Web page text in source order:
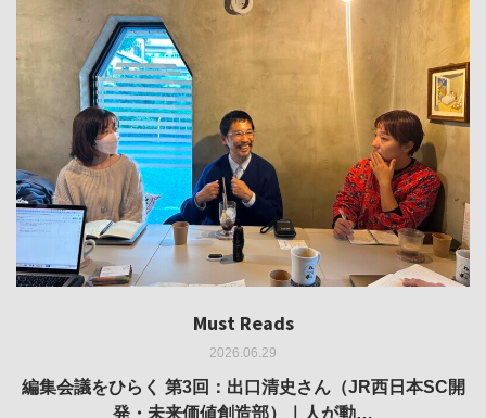
Must Reads
2026.06.29
編集会議をひらく 第3回：出口清史さん（JR西日本SC開
発・未来価値創造部）｜人が動…
Must Reads
2026.05.14
REVIEW｜果たして美術家・梅津庸一は、「大阪のゆかり
作家」となることができたのか…
Must Reads
2026.03.11
REPORT｜博覧会の残像
Must Reads
2026.02.25
REVIEW｜菊池聡太朗 個展「余りの風景」
Must Reads
2025.10.01
REVIEW｜生の存在証明としての線——「ライフライン」
展